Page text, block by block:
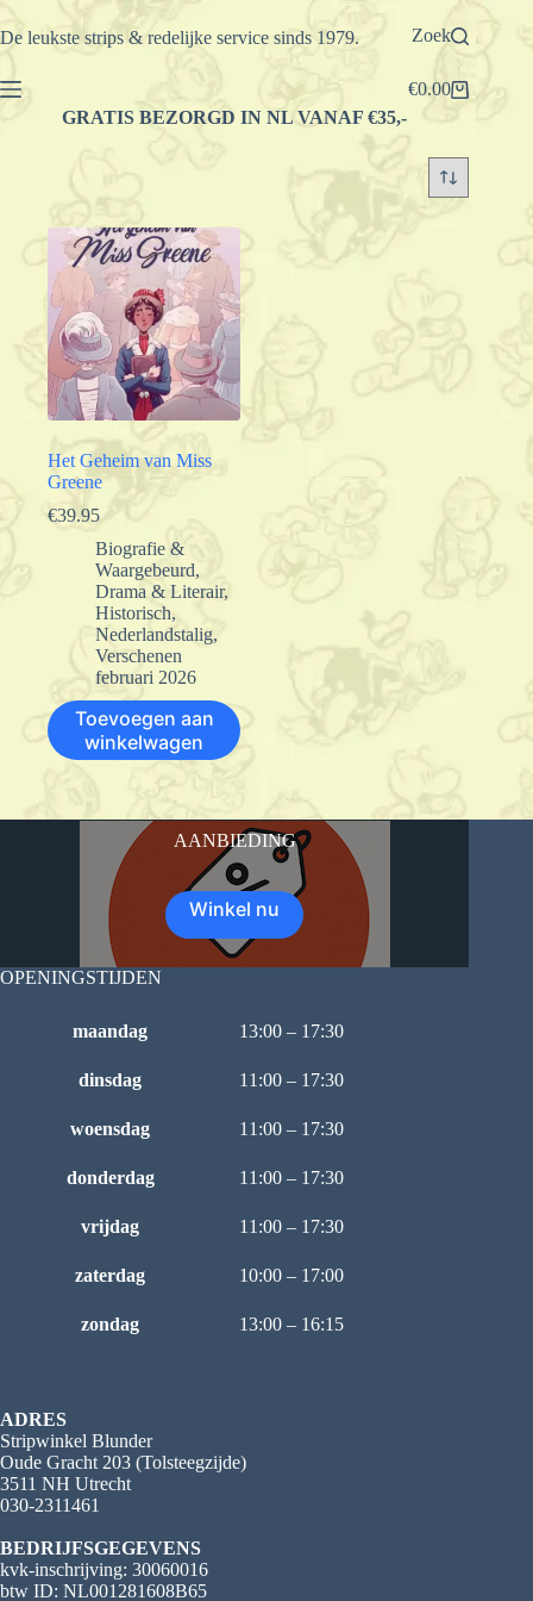
Ga
naar
De leukste strips & redelijke service sinds 1979. Zoek
Winkelwagen
€0.00
GRATIS BEZORGD IN NL VANAF €35,-
Het Geheim van Miss
Greene
€39.95
Biografie &
Waargebeurd,
Drama & Literair,
Historisch,
Nederlandstalig,
Verschenen
februari 2026
Toevoegen aan
winkelwagen
AANBIEDING
Winkel nu
OPENINGSTIJDEN
maandag 13:00 – 17:30
dinsdag 11:00 – 17:30
woensdag 11:00 – 17:30
donderdag 11:00 – 17:30
vrijdag 11:00 – 17:30
zaterdag 10:00 – 17:00
zondag 13:00 – 16:15
ADRES
Stripwinkel Blunder
Oude Gracht 203 (Tolsteegzijde)
3511 NH Utrecht
030-2311461
BEDRIJFSGEGEVENS
kvk-inschrijving: 30060016
btw ID: NL001281608B65